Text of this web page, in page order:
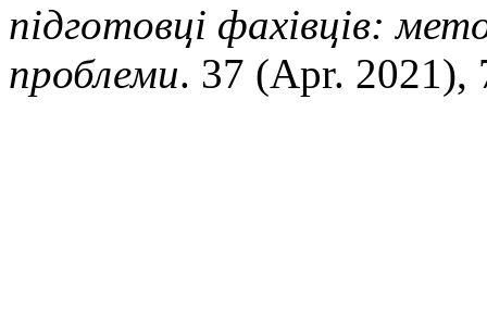
підготовці фахівців:
проблеми. 37 (Apr. 2021),